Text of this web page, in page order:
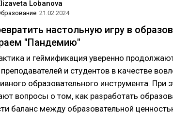
Lobanova
21.02.2024
настольную игру в
"Пандемию"
и геймификация уверенно
и студентов в качестве
образовательного инструмента. При
вопросы о том, как разработать
баланс между образовательной